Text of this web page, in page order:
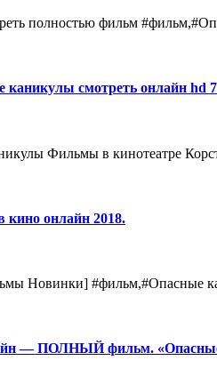
полностью фильм
смотреть онлайн hd
Фильмы в кинотеатре
онлайн 2018.
Новинки] #фильм,#Опасные
— ПОЛНЫЙ фильм. «Опасные